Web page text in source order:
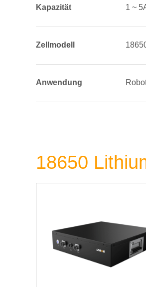
Kapazität 1 ~
Zellmodell
Anwendung
18650